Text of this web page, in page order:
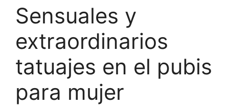
Sensuales y
extraordinarios
tatuajes en el pubis
para mujer